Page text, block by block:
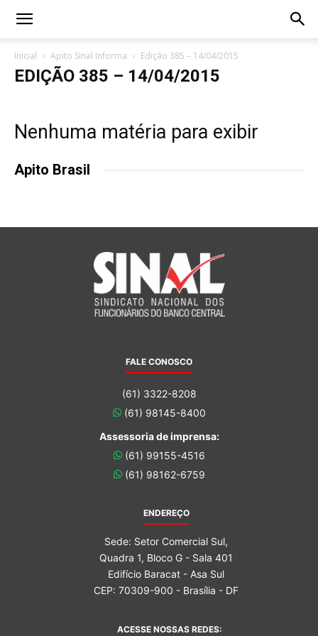
Inicial Apito Sinal Informa Edição 385 – 14/04/2015
EDIÇÃO 385 – 14/04/2015
Nenhuma matéria para exibir
Apito Brasil
FALE CONOSCO
(61) 3322-8208
(61) 98145-8400
Assessoria de imprensa:
(61) 99155-4516
(61) 98162-6759
ENDEREÇO
Sede: Setor Comercial Sul,
Quadra 1, Bloco G - Sala 401
Edifício Baracat - Asa Sul
CEP: 70309-900 - Brasília - DF
ACESSE NOSSAS REDES: